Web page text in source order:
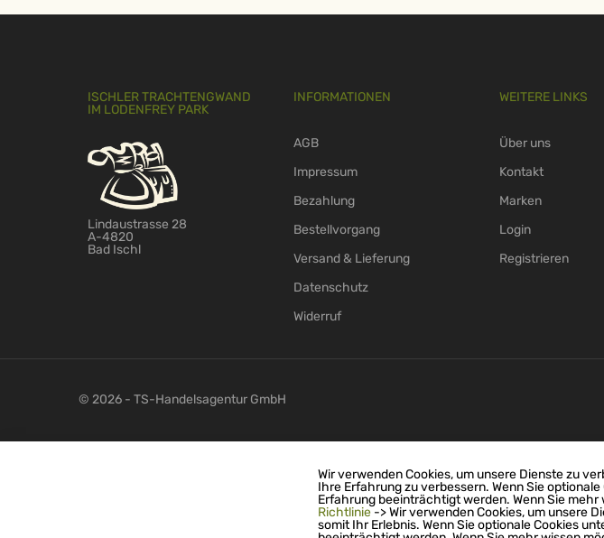
ISCHLER TRACHTENGWAND
IM LODENFREY PARK
Lindaustrasse 28
A-4820
Bad Ischl
INFORMATIONEN
AGB
Impressum
Bezahlung
Bestellvorgang
Versand & Lieferung
Datenschutz
Widerruf
WEITERE LINKS
Über uns
Kontakt
Marken
Login
Registrieren
© 2026 - TS-Handelsagentur GmbH
Wir verwenden Cookies, um unsere Dienste zu
Ihre Erfahrung zu verbessern. Wenn Sie
Erfahrung beeinträchtigt werden. Wenn Sie
Richtlinie -> Wir verwenden Cookies, um unsere
somit Ihr Erlebnis. Wenn Sie optionale Cookies